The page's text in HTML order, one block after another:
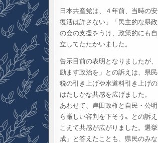
日本共産党は、４年前、当時の
復活は許さない」「民主的な県
の会の支援をうけ、政策的にも
立してたたかいました。
告示目前の表明となりましたが
励ます政治を」との訴えは、県
税の引き上げや水道料引き上げ
はたしかな共感を広げました。
あわせて、岸田政権と自民・公
ら厳しい審判を下そう〟との訴
こえて共感が広がりました。選
成」と答えたことも、県民のみ